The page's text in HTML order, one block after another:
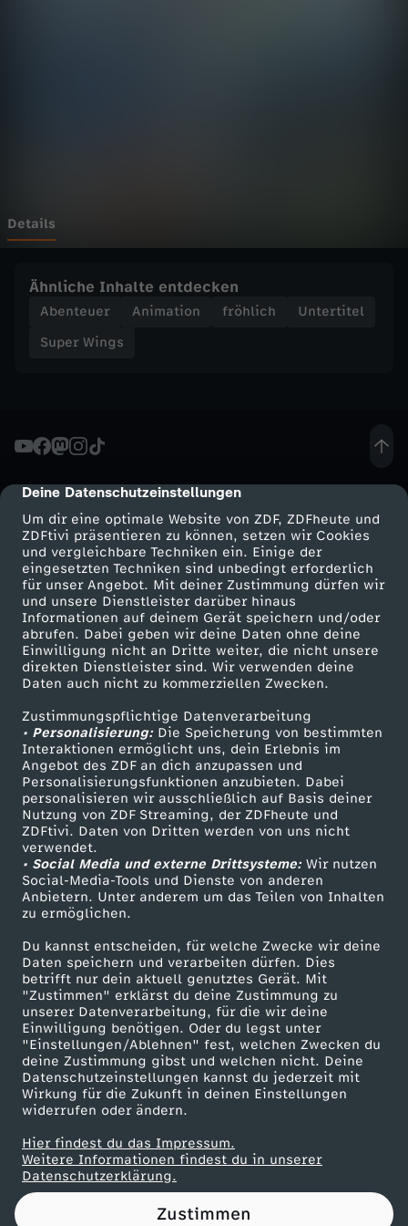
cmp-dialog-description
Deine Datenschutzeinstellungen
Um dir eine optimale Website von ZDF, ZDFheute und
ZDFtivi präsentieren zu können, setzen wir Cookies
und vergleichbare Techniken ein. Einige der
eingesetzten Techniken sind unbedingt erforderlich
für unser Angebot. Mit deiner Zustimmung dürfen wir
und unsere Dienstleister darüber hinaus
Informationen auf deinem Gerät speichern und/oder
abrufen. Dabei geben wir deine Daten ohne deine
Einwilligung nicht an Dritte weiter, die nicht unsere
direkten Dienstleister sind. Wir verwenden deine
Daten auch nicht zu kommerziellen Zwecken.
Zustimmungspflichtige Datenverarbeitung
• Personalisierung:Die Speicherung von bestimmten
Interaktionen ermöglicht uns, dein Erlebnis im
Angebot des ZDF an dich anzupassen und
Personalisierungsfunktionen anzubieten. Dabei
personalisieren wir ausschließlich auf Basis deiner
Nutzung von ZDF Streaming, der ZDFheute und
ZDFtivi. Daten von Dritten werden von uns nicht
verwendet.
• Social Media und externe Drittsysteme:Wir nutzen
Social-Media-Tools und Dienste von anderen
Anbietern. Unter anderem um das Teilen von Inhalten
zu ermöglichen.
Du kannst entscheiden, für welche Zwecke wir deine
Daten speichern und verarbeiten dürfen. Dies
betrifft nur dein aktuell genutztes Gerät. Mit
"Zustimmen" erklärst du deine Zustimmung zu
unserer Datenverarbeitung, für die wir deine
Einwilligung benötigen. Oder du legst unter
"Einstellungen/Ablehnen" fest, welchen Zwecken du
deine Zustimmung gibst und welchen nicht. Deine
Datenschutzeinstellungen kannst du jederzeit mit
Wirkung für die Zukunft in deinen Einstellungen
widerrufen oder ändern.
Hier findest du das Impressum.
Weitere Informationen findest du in unserer
Datenschutzerklärung.
Zustimmen
i
L
a
s
p
u
c
k
e
n
d
e
r
V
u
l
k
a
n
Details
Ähnliche Inhalte entdecken
Abenteuer Animation fröhlich
Untertitel
Super Wings
Mehr ZDF
ZDF-Apps
Smart TV
ZDFtext
Livestreams
Sendungen A-Z
TV-Programm
Service
ZDFmitreden
Kontakt zum ZDF
Tickets
Zuschauerservice
Hilfe
ZDF Unternehmen
Karriere
ZDF goes Schule
Werbefernsehen
Mainzelmännchen
Partner